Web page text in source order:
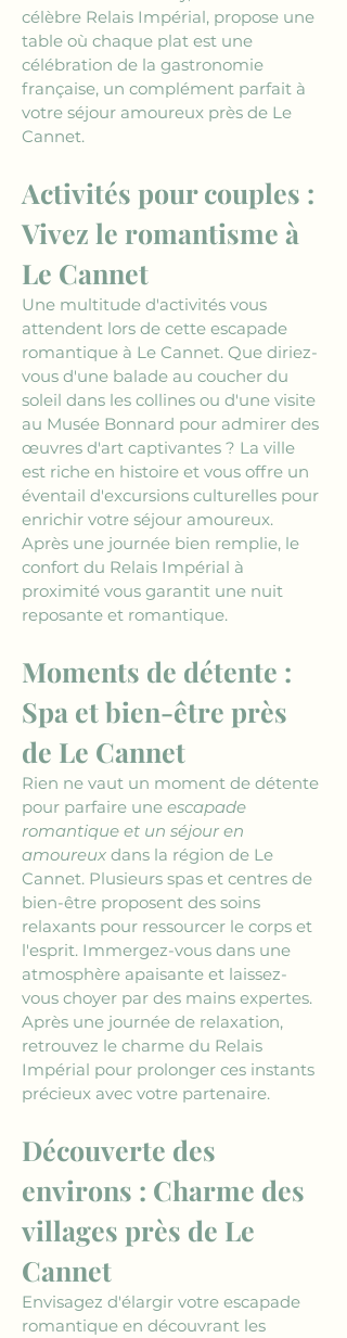
célèbre Relais Impérial, propose une
table où chaque plat est une
célébration de la gastronomie
française, un complément parfait à
votre séjour amoureux près de Le
Cannet.
Activités pour couples :
Vivez le romantisme à
Le Cannet
Une multitude d'activités vous
attendent lors de cette escapade
romantique à Le Cannet. Que diriez-
vous d'une balade au coucher du
soleil dans les collines ou d'une visite
au Musée Bonnard pour admirer des
œuvres d'art captivantes ? La ville
est riche en histoire et vous offre un
éventail d'excursions culturelles pour
enrichir votre séjour amoureux.
Après une journée bien remplie, le
confort du Relais Impérial à
proximité vous garantit une nuit
reposante et romantique.
Moments de détente :
Spa et bien-être près
de Le Cannet
Rien ne vaut un moment de détente
pour parfaire une escapade
romantique et un séjour en
amoureux dans la région de Le
Cannet. Plusieurs spas et centres de
bien-être proposent des soins
relaxants pour ressourcer le corps et
l'esprit. Immergez-vous dans une
atmosphère apaisante et laissez-
vous choyer par des mains expertes.
Après une journée de relaxation,
retrouvez le charme du Relais
Impérial pour prolonger ces instants
précieux avec votre partenaire.
Découverte des
environs : Charme des
villages près de Le
Cannet
Envisagez d'élargir votre escapade
romantique en découvrant les